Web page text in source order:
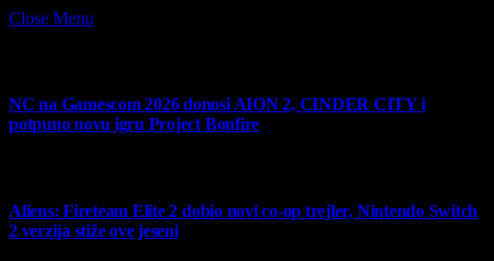
Close Menu
NC na Gamescom 2026 donosi AION 2, CINDER CITY i
potpuno novu igru Project Bonfire
Aliens: Fireteam Elite 2 dobio novi co-op trejler, Nintendo Switch
2 verzija stiže ove jeseni